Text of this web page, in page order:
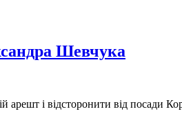
Шевчука
і відсторонити від посади